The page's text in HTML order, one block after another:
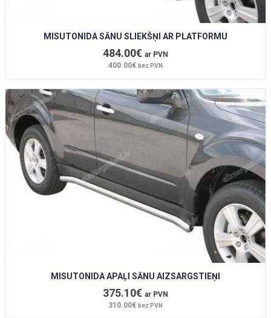
MISUTONIDA SĀNU SLIEKŠŅI AR PLATFORMU
484.00€ ar PVN
400.00€ bez PVN
MISUTONIDA APAĻI SĀNU AIZSARGSTIEŅI
375.10€ ar PVN
310.00€ bez PVN